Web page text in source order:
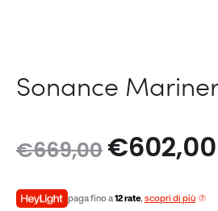
Sonance
€669,00 Il
€602,00
paga fino a12 rate, scopri di più